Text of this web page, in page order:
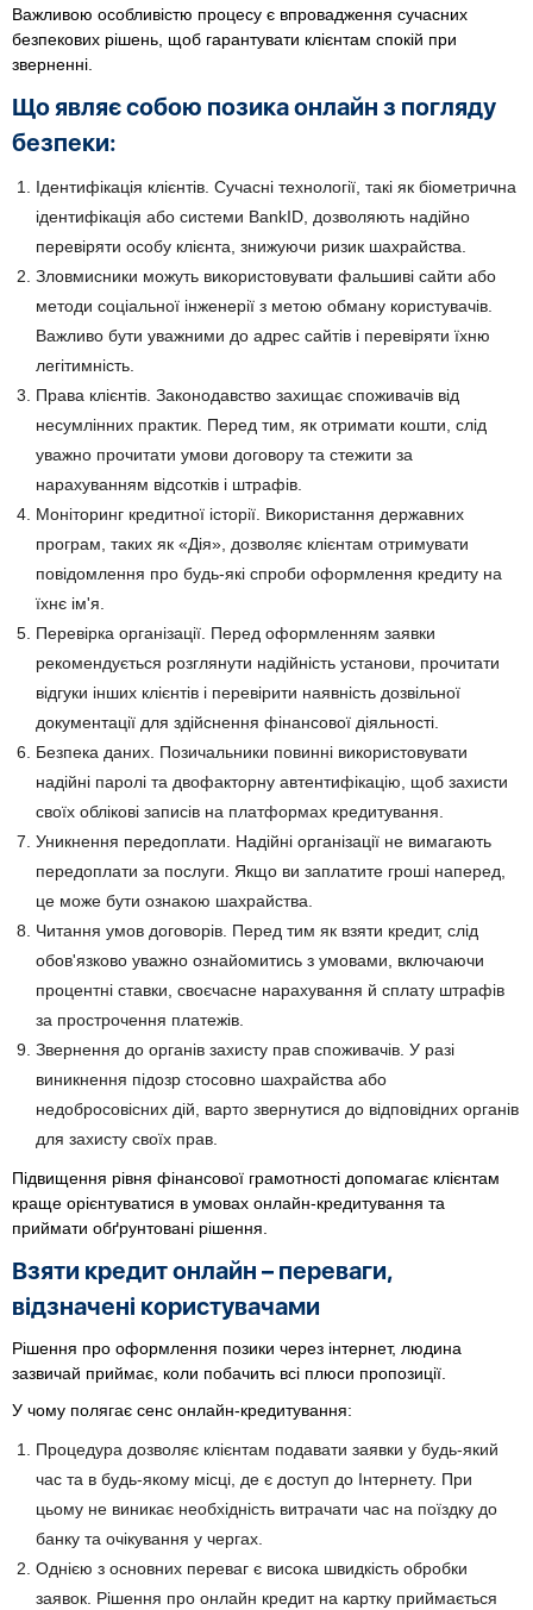
Важливою особливістю процесу є впровадження сучасних
безпекових рішень, щоб гарантувати клієнтам спокій при
зверненні.
Що являє собою позика онлайн з погляду
безпеки:
Ідентифікація клієнтів. Сучасні технології, такі як біометрична
ідентифікація або системи BankID, дозволяють надійно
перевіряти особу клієнта, знижуючи ризик шахрайства.
Зловмисники можуть використовувати фальшиві сайти або
методи соціальної інженерії з метою обману користувачів.
Важливо бути уважними до адрес сайтів і перевіряти їхню
легітимність.
Права клієнтів. Законодавство захищає споживачів від
несумлінних практик. Перед тим, як отримати кошти, слід
уважно прочитати умови договору та стежити за
нарахуванням відсотків і штрафів.
Моніторинг кредитної історії. Використання державних
програм, таких як «Дія», дозволяє клієнтам отримувати
повідомлення про будь-які спроби оформлення кредиту на
їхнє ім'я.
Перевірка організації. Перед оформленням заявки
рекомендується розглянути надійність установи, прочитати
відгуки інших клієнтів і перевірити наявність дозвільної
документації для здійснення фінансової діяльності.
Безпека даних. Позичальники повинні використовувати
надійні паролі та двофакторну автентифікацію, щоб захисти
своїх облікові записів на платформах кредитування.
Уникнення передоплати. Надійні організації не вимагають
передоплати за послуги. Якщо ви заплатите гроші наперед,
це може бути ознакою шахрайства.
Читання умов договорів. Перед тим як взяти кредит, слід
обов'язково уважно ознайомитись з умовами, включаючи
процентні ставки, своєчасне нарахування й сплату штрафів
за прострочення платежів.
Звернення до органів захисту прав споживачів. У разі
виникнення підозр стосовно шахрайства або
недобросовісних дій, варто звернутися до відповідних органів
для захисту своїх прав.
Підвищення рівня фінансової грамотності допомагає клієнтам
краще орієнтуватися в умовах онлайн-кредитування та
приймати обґрунтовані рішення.
Взяти кредит онлайн – переваги,
відзначені користувачами
Рішення про оформлення позики через інтернет, людина
зазвичай приймає, коли побачить всі плюси пропозиції.
У чому полягає сенс онлайн-кредитування:
Процедура дозволяє клієнтам подавати заявки у будь-який
час та в будь-якому місці, де є доступ до Інтернету. При
цьому не виникає необхідність витрачати час на поїздку до
банку та очікування у чергах.
Однією з основних переваг є висока швидкість обробки
заявок. Рішення про онлайн кредит на картку приймається